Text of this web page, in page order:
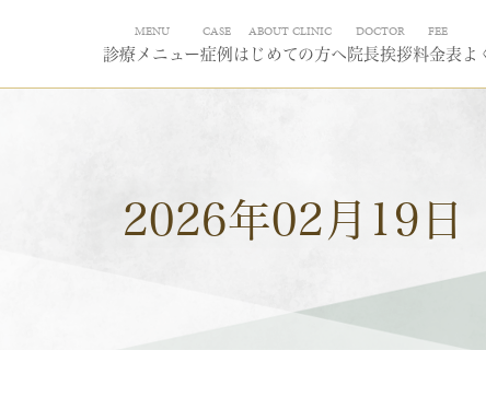
MENU
診療メニュー
CASE
症例
ABOUT CLINIC
はじめての方へ
DOCTOR
院長挨拶
FEE
料金表 よ
2026年02月19日